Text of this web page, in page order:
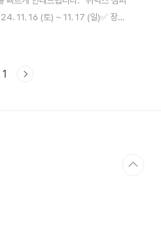
11. 16 (토) ~ 11. 17 (일)✅ 장소 :
장읍 대변로 74) 시간이 빠르게 느
전선수는 총 24명이며 이미 실력이
1